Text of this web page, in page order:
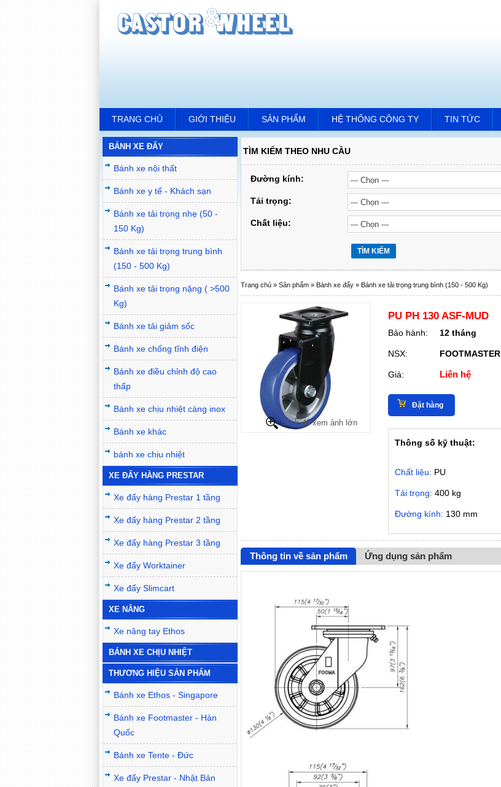
TRANG CHỦ GIỚI THIỆU SẢN PHẨM HỆ THỐNG CÔNG TY TIN TỨC
BÁNH XE ĐẨY
Bánh xe nội thất
Bánh xe y tế - Khách sạn
Bánh xe tải trọng nhẹ (50 -
150 Kg)
Bánh xe tải trọng trung bình
(150 - 500 Kg)
Bánh xe tải trọng nặng ( >500
Kg)
Bánh xe tải giảm sốc
Bánh xe chống tĩnh điện
Bánh xe điều chỉnh độ cao
thấp
Bánh xe chịu nhiệt càng inox
Bánh xe khác
bánh xe chịu nhiệt
XE ĐẨY HÀNG PRESTAR
Xe đẩy hàng Prestar 1 tầng
Xe đẩy hàng Prestar 2 tầng
Xe đẩy hàng Prestar 3 tầng
Xe đẩy Worktainer
Xe đẩy Slimcart
XE NÂNG
Xe nâng tay Ethos
BÁNH XE CHỊU NHIỆT
THƯƠNG HIỆU SẢN PHẨM
Bánh xe Ethos - Singapore
Bánh xe Footmaster - Hàn
Quốc
Bánh xe Tente - Đức
Xe đẩy Prestar - Nhật Bản
TÌM KIẾM THEO NHU CẦU
Đường kính:
Tải trọng:
Chất liệu:
TÌM KIẾM
Trang chủ » Sản phẩm » Bánh xe đẩy » Bánh xe tải trọng trung bình (150 - 500 Kg)
Click để xem ảnh lớn
PU PH 130 ASF-MUD
Bảo hành: 12 tháng
NSX: FOOTMASTER
Giá: Liên hệ
Đặt hàng
Thông số kỹ thuật:
Chất liệu: PU
Tải trọng: 400 kg
Đường kính: 130 mm
Thông tin về sản phẩm Ứng dụng sản phẩm